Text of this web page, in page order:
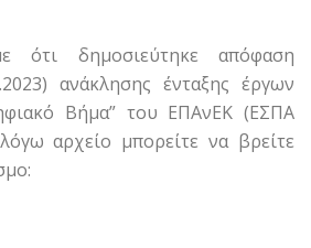
ότι δημοσιεύτηκε απόφαση
ανάκλησης ένταξης έργων
Βήμα” του ΕΠΑνΕΚ (ΕΣΠΑ
αρχείο μπορείτε να βρείτε